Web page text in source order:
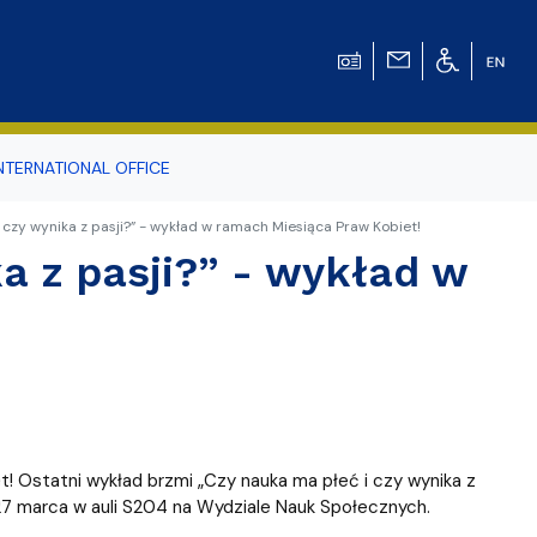
Tomasz Pluciński
OFFICE
czy wynika z pasji?” - wykład w ramach Miesiąca Praw Kobiet!
z pasji?” - wykład w
wykład brzmi „Czy nauka ma płeć i czy wynika z
marca w auli S204 na Wydziale Nauk Społecznych.